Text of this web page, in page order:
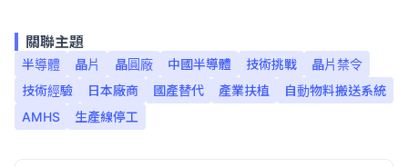
關聯主題
半導體 晶片 晶圓廠 中國半導體 技術挑戰
晶片禁令
技術經驗
日本廠商 國產替代 產業扶植
自動物料搬送系統
AMHS
生產線停工